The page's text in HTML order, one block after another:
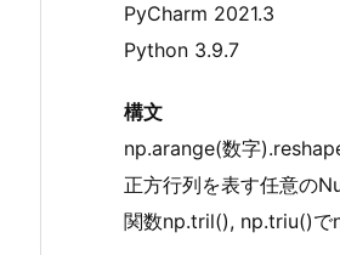
PyCharm 2021.3
Python 3.9.7
構文
np.arange(数字
正方行列を表す任意の
関数np.tril(), np.triu()で